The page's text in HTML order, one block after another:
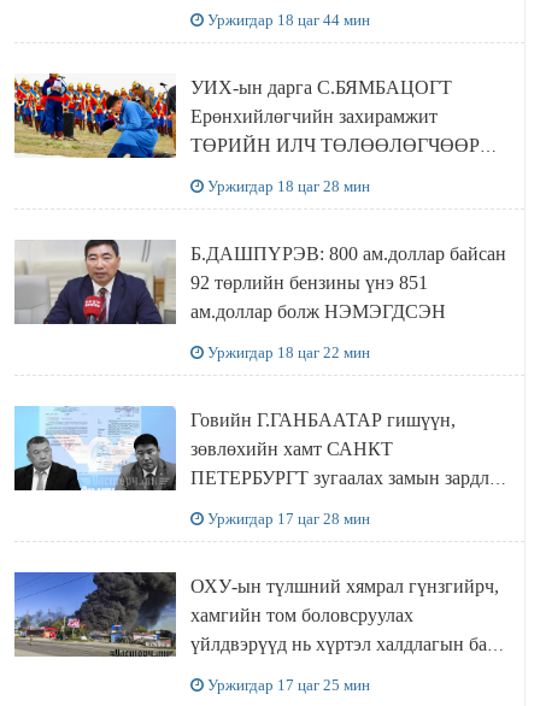
Уржигдар 18 цаг 44 мин
УИХ-ын дарга С.БЯМБАЦОГТ
Ерөнхийлөгчийн захирамжит
ТӨРИЙН ИЛЧ ТӨЛӨӨЛӨГЧӨӨР
Уржигдар 18 цаг 28 мин
Б.ДАШПҮРЭВ: 800 ам.доллар байсан
92 төрлийн бензины үнэ 851
ам.доллар болж НЭМЭГДСЭН
Уржигдар 18 цаг 22 мин
Говийн Г.ГАНБААТАР гишүүн,
зөвлөхийн хамт САНКТ
ПЕТЕРБУРГТ зугаалах замын зардлаа
Уржигдар 17 цаг 28 мин
ОХУ-ын түлшний хямрал гүнзгийрч,
хамгийн том боловсруулах
үйлдвэрүүд нь хүртэл халдлагын бай
Уржигдар 17 цаг 25 мин